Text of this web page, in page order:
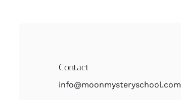
Contact
info@moonmysteryschool.com